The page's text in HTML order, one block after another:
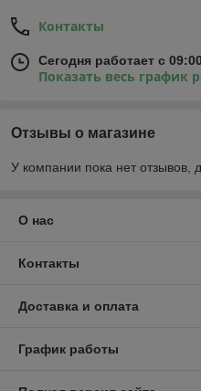
Контакты
Сегодня работает с
Показать весь график
Отзывы о магазине
У компании пока нет отзывов,
О нас
Контакты
Доставка и оплата
График работы